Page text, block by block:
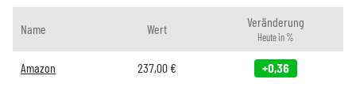
Name Wert Veränderung
Heute in %
Amazon 237,00 € +0,36